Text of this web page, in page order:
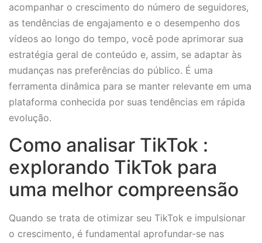
acompanhar o crescimento do número de seguidores,
as tendências de engajamento e o desempenho dos
vídeos ao longo do tempo, você pode aprimorar sua
estratégia geral de conteúdo e, assim, se adaptar às
mudanças nas preferências do público. É uma
ferramenta dinâmica para se manter relevante em uma
plataforma conhecida por suas tendências em rápida
evolução.
Como analisar TikTok :
explorando TikTok para
uma melhor compreensão
Quando se trata de otimizar seu TikTok e impulsionar
o crescimento, é fundamental aprofundar-se nas